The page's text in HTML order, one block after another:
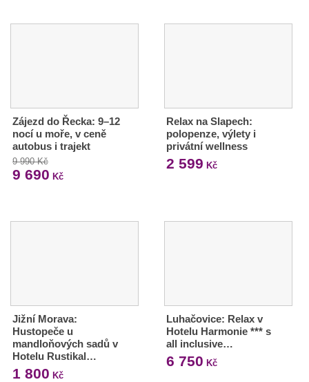
Zájezd do Řecka: 9–12
nocí u moře, v ceně
autobus i trajekt
9 990 Kč
9 690 Kč
Relax na Slapech:
polopenze, výlety i
privátní wellness
2 599 Kč
Jižní Morava:
Hustopeče u
mandloňových sadů v
Hotelu Rustikal…
1 800 Kč
Luhačovice: Relax v
Hotelu Harmonie *** s
all inclusive…
6 750 Kč